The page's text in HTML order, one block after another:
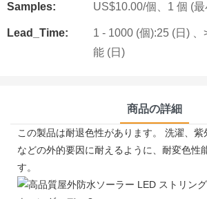
Samples: US$10.00/個、1 個 (最
Lead_Time:
1 - 1000 (個):25 (日)
能 (日)
商品の詳細
この製品は耐退色性があります。 洗濯、紫
などの外的要因に耐えるように、耐変色性
す。